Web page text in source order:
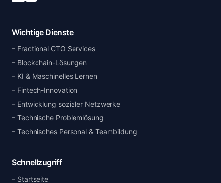
Wichtige Dienste
Fractional CTO Services
Blockchain-Lösungen
KI & Maschinelles Lernen
Fintech-Innovation
Entwicklung sozialer Netzwerke
Technische Problemlösung
Technisches Personal & Teambildung
Schnellzugriff
Startseite